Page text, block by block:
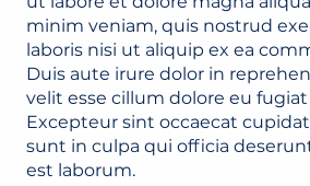
minim veniam, quis nostrud
laboris nisi ut aliquip ex ea
Duis aute irure dolor in
velit esse cillum dolore eu
Excepteur sint occaecat
sunt in culpa qui officia
est laborum.